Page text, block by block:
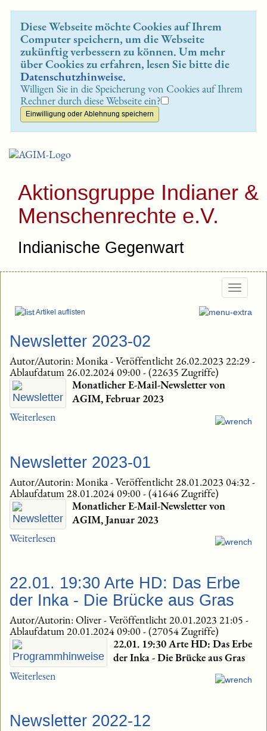
Diese Webseite möchte Cookies auf Ihrem
Computer speichern, um die Webseite
zukünftig verbessern zu können. Um mehr
über Cookies zu erfahren, lesen Sie bitte die
Datenschutzhinweise.
Willigen Sie in die Speicherung von Cookies auf Ihrem
Rechner durch diese Webseite ein?
Aktionsgruppe Indianer &
Menschenrechte e.V.
Indianische Gegenwart
Artikel auflisten
Newsletter 2023-02
Autor/Autorin: Monika-Veröffentlicht 26.02.2023 22:29-
Ablaufdatum 26.02.2024 09:00-(22635 Zugriffe)
Monatlicher E-Mail-Newsletter von
AGIM, Februar 2023
Weiterlesen
Newsletter 2023-01
Autor/Autorin: Monika -Veröffentlicht 28.01.2023 04:32-
Ablaufdatum 28.01.2024 09:00-(41646 Zugriffe)
Monatlicher E-Mail-Newsletter von
AGIM, Januar 2023
Weiterlesen
22.01. 19:30 Arte HD: Das Erbe
der Inka - Die Brücke aus Gras
Autor/Autorin: Oliver-Veröffentlicht 20.01.2023 21:05 -
Ablaufdatum 20.01.2024 09:00-(27054 Zugriffe)
22.01. 19:30 Arte HD: Das Erbe
der Inka - Die Brücke aus Gras
Weiterlesen
Newsletter 2022-12